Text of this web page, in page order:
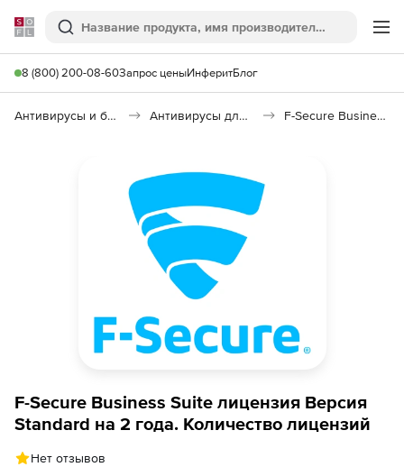
Softline
Поиск
8 (800) 200-08-60Запрос ценыИнферитБлог
Антивирусы и безопасность Антивирусы для организаций F-Secure Business Suite
F-Secure Business Suite лицензия Версия
Standard на 2 года. Количество лицензий
Нет отзывов